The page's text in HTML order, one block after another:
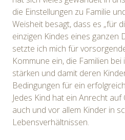
die Einstellungen zu Familie
Weisheit besagt, dass es „für
einzigen Kindes eines ganzen
setzte ich mich für
Kommune ein, die Familien
stärken und damit deren
Bedingungen für ein
Jedes Kind hat ein Anrecht
auch und vor allem Kinder in
Lebensverhältnissen.